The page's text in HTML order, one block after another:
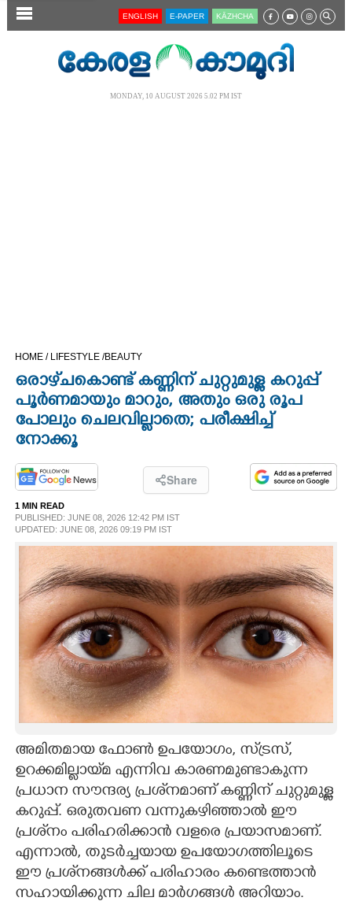
SECTIONS
OPINION
LIFESTYLE
SPIRITUAL
INFO+
ART
ASTRO
LITERATURE
ZOOM
CONTACT US
ENGLISH E-PAPER KĀZHCHA
MONDAY, 10 AUGUST 2026 5.02 PM IST
HOME / LIFESTYLE /BEAUTY
ഒരാഴ്‌ചകൊണ്ട് കണ്ണിന് ചുറ്റുമുള്ള കറുപ്പ്
പൂർണമായും മാറും, അതും ഒരു രൂപ
പോലും ചെലവില്ലാതെ; പരീക്ഷിച്ച്
നോക്കൂ
Share
1 MIN READ
PUBLISHED: JUNE 08, 2026 12:42 PM IST
UPDATED: JUNE 08, 2026 09:19 PM IST
അമിതമായ ഫോൺ ഉപയോഗം, സ്‌ട്രസ്,
ഉറക്കമില്ലായ്‌മ എന്നിവ കാരണമുണ്ടാകുന്ന
പ്രധാന സൗന്ദര്യ പ്രശ്‌നമാണ് കണ്ണിന് ചുറ്റുമുള്ള
കറുപ്പ്. ഒരുതവണ വന്നുകഴിഞ്ഞാൽ ഈ
പ്രശ്‌നം പരിഹരിക്കാൻ വളരെ പ്രയാസമാണ്.
എന്നാൽ, തുടർച്ചയായ ഉപയോഗത്തിലൂടെ
ഈ പ്രശ്‌നങ്ങൾക്ക് പരിഹാരം കണ്ടെത്താൻ
സഹായിക്കുന്ന ചില മാർഗങ്ങൾ അറിയാം.